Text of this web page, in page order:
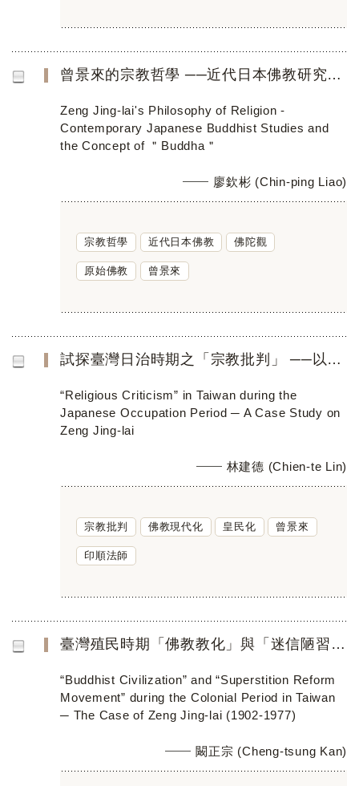
曾景來的宗教哲學 ──近代日本佛教研究與佛陀觀
Zeng Jing-lai's Philosophy of Religion -
Contemporary Japanese Buddhist Studies and
the Concept of ＂Buddha＂
廖欽彬 (Chin-ping Liao)
宗教哲學 近代日本佛教 佛陀觀
原始佛教 曾景來
試探臺灣日治時期之「宗教批判」 ──以曾景來為例的審視與反思
“Religious Criticism” in Taiwan during the
Japanese Occupation Period ─ A Case Study on
Zeng Jing-lai
林建德 (Chien-te Lin)
宗教批判 佛教現代化 皇民化 曾景來
印順法師
臺灣殖民時期「佛教教化」與「迷信陋習」改革的推動 ──以曾景來（1902-1977）為中心
“Buddhist Civilization” and “Superstition Reform
Movement” during the Colonial Period in Taiwan
─ The Case of Zeng Jing-lai (1902-1977)
闞正宗 (Cheng-tsung Kan)